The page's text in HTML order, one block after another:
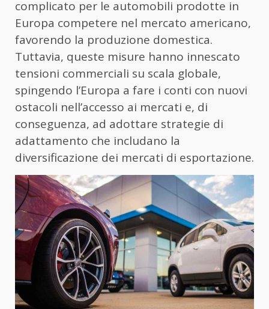
complicato per le automobili prodotte in
Europa competere nel mercato americano,
favorendo la produzione domestica.
Tuttavia, queste misure hanno innescato
tensioni commerciali su scala globale,
spingendo l’Europa a fare i conti con nuovi
ostacoli nell’accesso ai mercati e, di
conseguenza, ad adottare strategie di
adattamento che includano la
diversificazione dei mercati di esportazione.